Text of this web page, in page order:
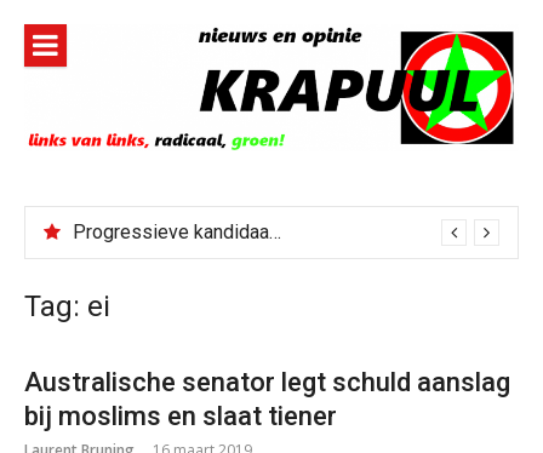
inhoud
Progressieve kandidaat El-Sayed senaatskandidaat Michigan
Tag: ei
Australische senator legt schuld aanslag
bij moslims en slaat tiener